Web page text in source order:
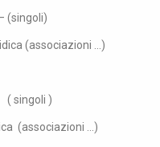
(singoli)
(associazioni ...)
( singoli )
(associazioni ...)